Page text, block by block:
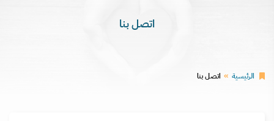
اتصل بنا
الرئيسية اتصل بنا